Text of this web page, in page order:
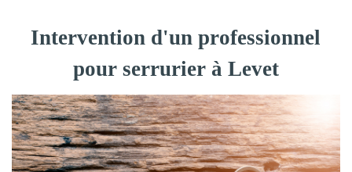
Intervention d'un professionnel
pour serrurier à Levet